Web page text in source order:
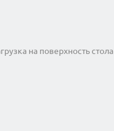
на поверхность стола